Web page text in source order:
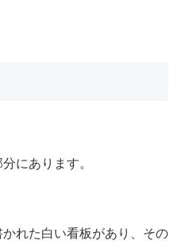
にあります。
れた白い看板があり、その